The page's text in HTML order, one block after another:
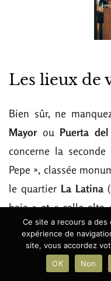
Les lieux de
Bien sûr, ne
Mayorou Puerta
concerne la
Pepe », classée
le quartier La Latina
baja » et « calle alta
sortes de choses, y
basques
– San
Ce site a recours a
expérience de
site, vous accordez
OK
Non